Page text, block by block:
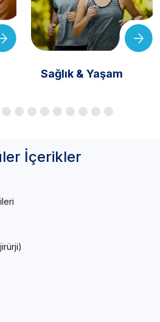
Sağlık & Yaşam
İçerikler